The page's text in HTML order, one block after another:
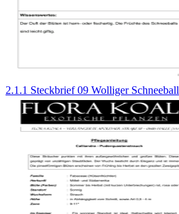
2.1.1 Steckbrief 09 Wolliger Schneeball